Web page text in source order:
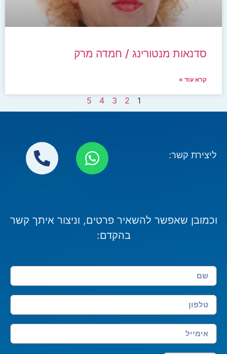
סדנאות מנטורינג / חמדה מרק
קרא עוד »
1
2
3
4
5
ליצירת קשר:
וכמובן שאפשר להשאיר פרטים, וניצור איתך קשר
בהקדם: